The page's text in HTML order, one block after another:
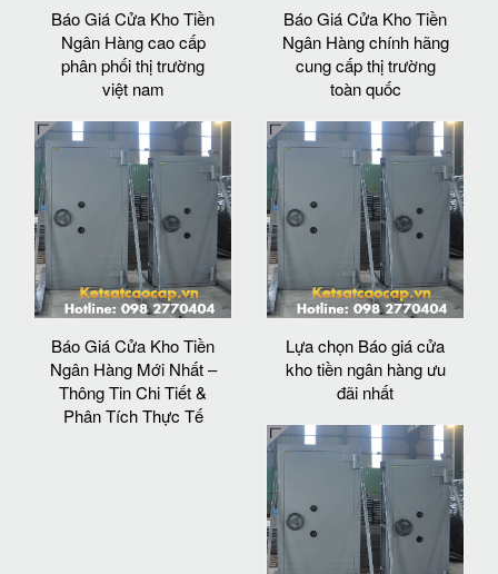
Báo Giá Cửa Kho Tiền
Ngân Hàng cao cấp
phân phối thị trường
việt nam
Báo Giá Cửa Kho Tiền
Ngân Hàng chính hãng
cung cấp thị trường
toàn quốc
Báo Giá Cửa Kho Tiền
Ngân Hàng Mới Nhất –
Thông Tin Chi Tiết &
Phân Tích Thực Tế
Lựa chọn Báo giá cửa
kho tiền ngân hàng ưu
đãi nhất